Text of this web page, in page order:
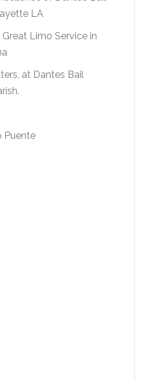
LA
Limo Service in
at Dantes Bail
Puente